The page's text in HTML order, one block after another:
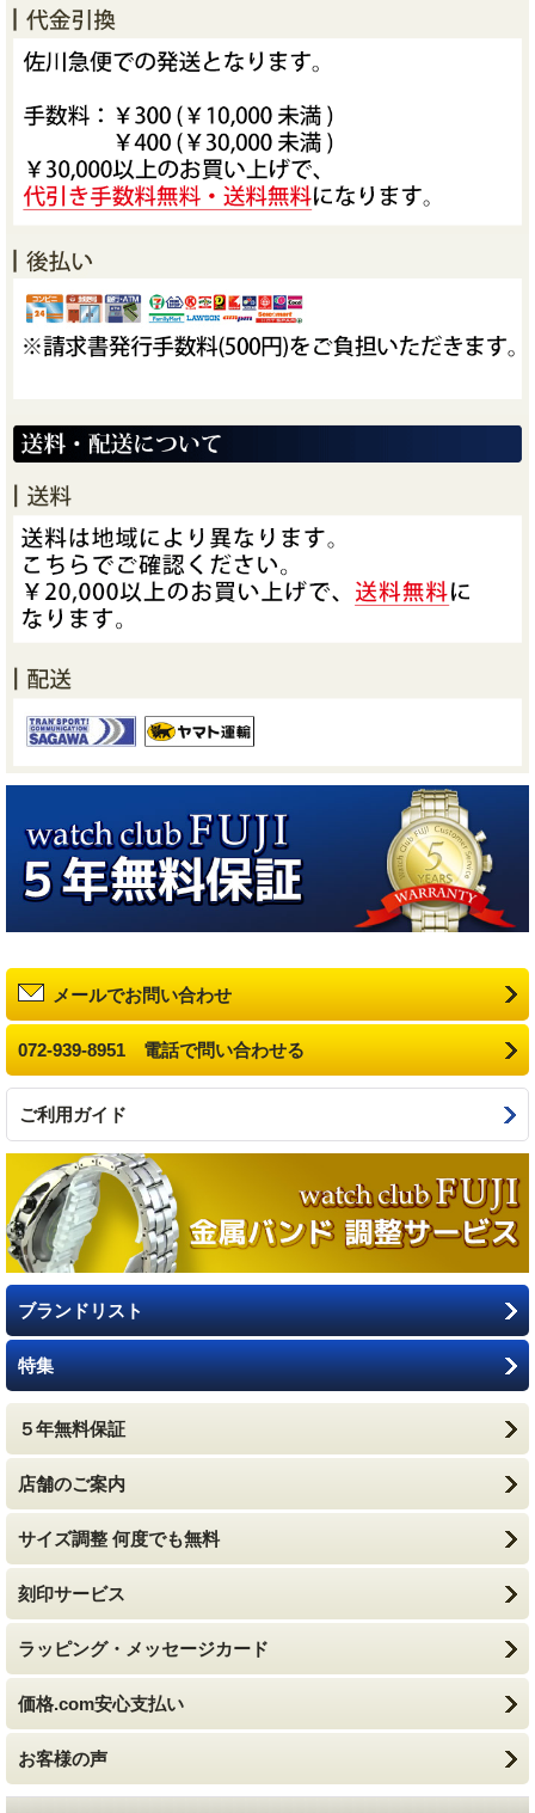
メールでお問い合わせ
072-939-8951 電話で問い合わせる
ご利用ガイド
ブランドリスト
特集
５年無料保証
店舗のご案内
サイズ調整 何度でも無料
刻印サービス
ラッピング・メッセージカード
価格.com安心支払い
お客様の声